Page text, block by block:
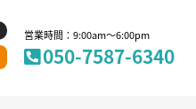
営業時間：9:00am～6:00pm
050-7587-6340